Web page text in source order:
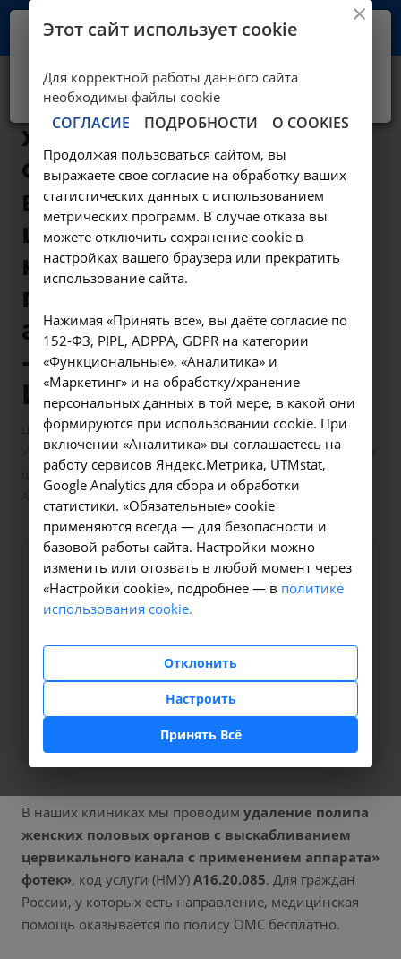
Удаление полипа
женских половых
органов с
выскабливанием
цервикального
канала с
применением
аппарата» Фотек»
- А16.20.085 в
Иркутске
Цены в Иркутске — Манипуляции гинекологические —
Удаление полипа женских половых органов с выскабливанием
цервикального канала с применением аппарата» Фотек» -
А16.20.085 в Иркутске
Оформите заявку на сайте,
мы свяжемся с вами в
на все интересующие
3000 ₽
Заказать услугу
В наших клиниках мы проводим удаление полипа
женских половых органов с выскабливанием
цервикального канала с применением аппарата»
фотек», код услуги (НМУ) А16.20.085. Для граждан
России, у которых есть направление, медицинская
помощь оказывается по полису ОМС бесплатно.
Ваш город -Иркутск?
Да, верно Нет, выбрать другой
Этот сайт использует cookie
Для корректной работы данного сайта
необходимы файлы cookie
СОГЛАСИЕ ПОДРОБНОСТИ О COOKIES
Продолжая пользоваться сайтом, вы
выражаете свое согласие на обработку ваших
статистических данных с использованием
метрических программ. В случае отказа вы
можете отключить сохранение cookie в
настройках вашего браузера или прекратить
использование сайта.
Нажимая «Принять все», вы даёте согласие по
152-ФЗ, PIPL, ADPPA, GDPR на категории
«Функциональные», «Аналитика» и
«Маркетинг» и на обработку/хранение
персональных данных в той мере, в какой они
формируются при использовании cookie. При
включении «Аналитика» вы соглашаетесь на
работу сервисов Яндекс.Метрика, UTMstat,
Google Analytics для сбора и обработки
статистики. «Обязательные» cookie
применяются всегда — для безопасности и
базовой работы сайта. Настройки можно
изменить или отозвать в любой момент через
«Настройки cookie», подробнее — в политике
использования cookie.
Отклонить
Настроить
Принять Всё